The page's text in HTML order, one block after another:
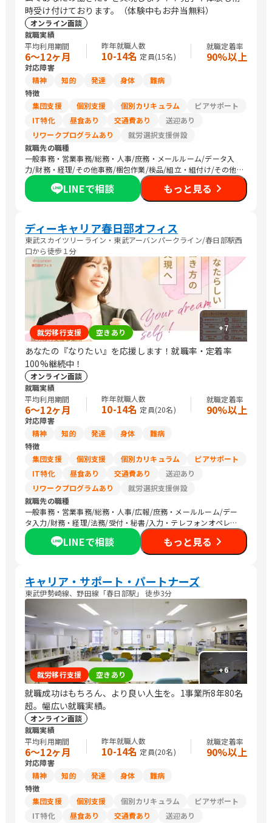
時受け付けております。（体験中もお弁当無料）
オンライン面談
就職実績
平均利用期間
6〜12ヶ月
昨年就職人数
10-14名 定員(15名)
就職定着率
90%以上
対応障害
精神
知的 発達 身体
難病
特徴
集団支援
個別支援 個別カリキュラム
ピアサポート
IT特化
昼食あり 交通費あり
送迎あり
リワークプログラムあり
就労選択支援併設
就職先の職種
一般事務・営業事務/総務・人事/庶務・メールルーム/データ入
力/財務・経理/その他事務/梱包作業/検品/組立・組付け/その他
軽作業/営業（個人向け）/販売スタッフ・接客/介護職員・ヘルパ
ー/その他専門職/清掃/トラック運転手/農作業
LINEで相談 もっと見る
ディーキャリア春日部オフィス
東武スカイツリーライン・東武アーバンパークライン/春日部駅西
口から徒歩１分
+7
就労移行支援 空きあり
あなたの『なりたい』を応援します！就職率・定着率
100%継続中！
オンライン面談
就職実績
平均利用期間
6〜12ヶ月
昨年就職人数
10-14名 定員(20名)
就職定着率
90%以上
対応障害
精神
知的 発達 身体
難病
特徴
集団支援
個別支援 個別カリキュラム
ピアサポート
IT特化
昼食あり 交通費あり
送迎あり
リワークプログラムあり
就労選択支援併設
就職先の職種
一般事務・営業事務/総務・人事/広報/庶務・メールルーム/デー
タ入力/財務・経理/法務/受付・秘書/入力・テレフォンオペレー
ター/コールセンター/その他事務/梱包作業/検品/組立・組付け/
その他軽作業/営業（個人向け）/営業（企業向け）/その他営業/
販売スタッフ・接客/バックヤード・商品管理/その他販売/編集
プログラマ/ネットワークエンジニア/その他IT/ヘルプデスク/生
産・製造技術/機械・電子機器設計/品質管理・生産管理・メンテ
ナンス/建築土木設計・測量・積算・施工管理/生産・製造オペレ
ーション/CADオペレーター/その他技術/介護職員・ヘルパー/保
育士/美容師/ネイリスト/パティシエ/調理師/研究員/医療関連職/
その他専門職/清掃/警備/運搬従事者/トラック運転手/タクシー運
転手/農作業/マーケティング・広告関連/コンサルタント・企画関
連/その他
LINEで相談 もっと見る
キャリア・サポート・パートナーズ
東武伊勢崎線、野田線「春日部駅」 徒歩3分
+6
就労移行支援 空きあり
就職成功はもちろん、より良い人生を。1事業所8年80名
超。幅広い就職実績。
オンライン面談
就職実績
平均利用期間
6〜12ヶ月
昨年就職人数
10-14名 定員(20名)
就職定着率
90%以上
対応障害
精神
知的 発達 身体
難病
特徴
集団支援
個別支援 個別カリキュラム
ピアサポート
IT特化
昼食あり 交通費あり
送迎あり